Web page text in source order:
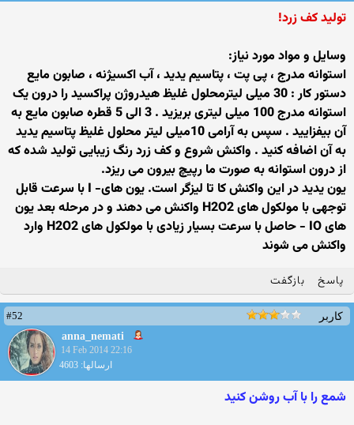
تولید کف زرد!
وسایل و مواد مورد نیاز:
استوانه مدرج ، پی پت ، پتاسیم یدید ، آب اکسیژنه ، صابون مایع
دستور کار : 30 میلی لیترمحلول غلیظ هیدروژن پراکسید را درون یک
استوانه مدرج 100 میلی لیتری بریزید . 3 الی 5 قطره صابون مایع به
آن بیفزایید . سپس به آرامی 10میلی لیتر محلول غلیظ پتاسیم یدید
به آن اضافه کنید . واکنش شروع و کف زرد رنگ زیبایی تولید شده که
از درون استوانه به صورت ما رپیچ بیرون می ریزد.
یون یدید در این واکنش کا تا لیزگر است. یون های- I با سرعت قابل
توجهی با مولکول های H2O2 واکنش می دهند و در مرحله بعد یون
های IO - حاصل با سرعت بسیار زیادی با مولکول های H2O2 وارد
واکنش می شوند
پاسخ بازگفت
کاربر
#52
anna_nemati
14 Feb 2014 22:16
ارسالها: 4603
شمع را با آب روشن کنيد